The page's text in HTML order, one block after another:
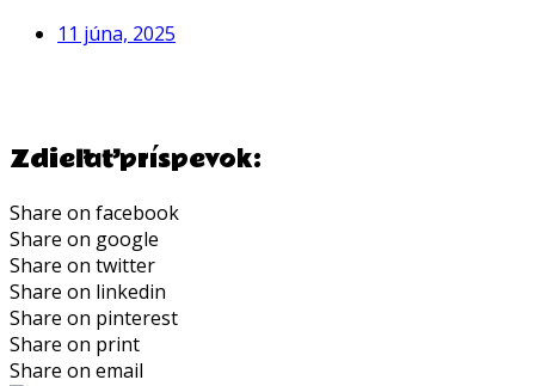
11 júna, 2025
Zdieľať príspevok:
Share on facebook
Share on google
Share on twitter
Share on linkedin
Share on pinterest
Share on print
Share on email